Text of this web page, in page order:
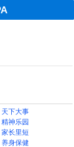
天下大事
精神乐园
家长里短
养身保健